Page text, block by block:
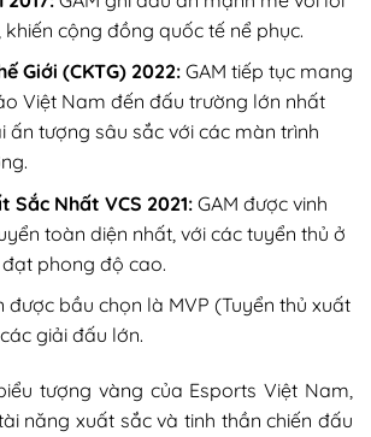
cộng đồng quốc tế nể phục.
Giới (CKTG) 2022: GAM tiếp tục mang
Việt Nam đến đấu trường lớn nhất
ấn tượng sâu sắc với các màn trình
Sắc Nhất VCS 2021: GAM được vinh
toàn diện nhất, với các tuyển thủ ở
phong độ cao.
được bầu chọn là MVP (Tuyển thủ xuất
giải đấu lớn.
tượng vàng của Esports Việt Nam,
năng xuất sắc và tinh thần chiến đấu